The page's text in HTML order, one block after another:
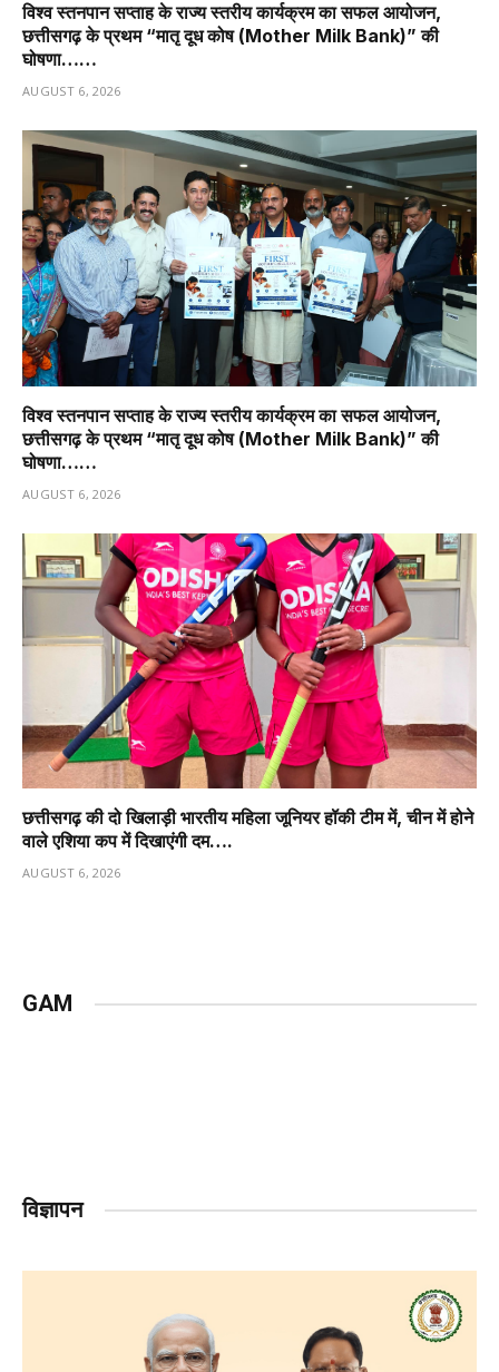
विश्व स्तनपान सप्ताह के राज्य स्तरीय कार्यक्रम का सफल आयोजन,
छत्तीसगढ़ के प्रथम “मातृ दूध कोष (Mother Milk Bank)” की
घोषणा……
AUGUST 6, 2026
विश्व स्तनपान सप्ताह के राज्य स्तरीय कार्यक्रम का सफल आयोजन,
छत्तीसगढ़ के प्रथम “मातृ दूध कोष (Mother Milk Bank)” की
घोषणा……
AUGUST 6, 2026
छत्तीसगढ़ की दो खिलाड़ी भारतीय महिला जूनियर हॉकी टीम में, चीन में होने
वाले एशिया कप में दिखाएंगी दम….
AUGUST 6, 2026
GAM
विज्ञापन